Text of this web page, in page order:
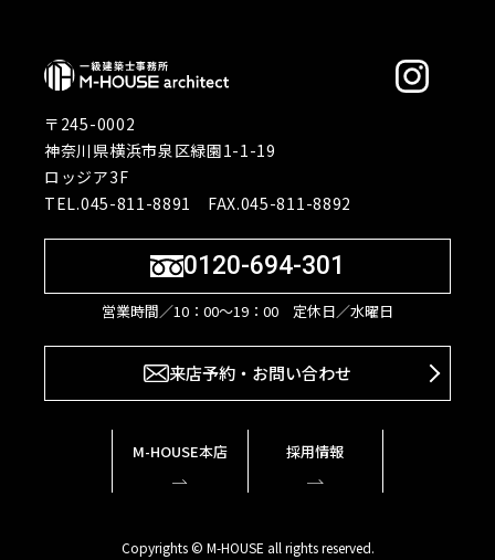
〒245-0002
神奈川県横浜市泉区緑園1-1-19
ロッジア3F
TEL.045-811-8891 FAX.045-811-8892
0120-694-301
営業時間／10：00〜19：00 定休日／水曜日
来店予約・お問い合わせ
M-HOUSE本店 採用情報
Copyrights © M-HOUSE all rights reserved.